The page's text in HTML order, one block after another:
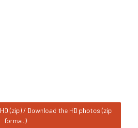
(zip) / Download the HD photos (zip
format)